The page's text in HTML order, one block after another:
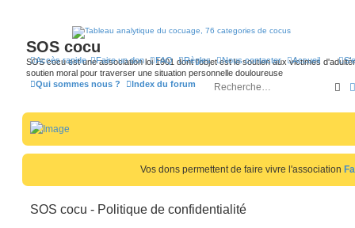
SOS cocu
SOS cocu est une association loi 1901 dont l'objet est le soutien aux victimes
soutien moral pour traverser une situation personnelle douloureuse
Accès rapide Faire un don FAQ Règles Nous contacter Accueil
Qui sommes nous ? Index du forum
Vos dons permettent de faire vivre l'association
SOS cocu - Politique de confidentialité